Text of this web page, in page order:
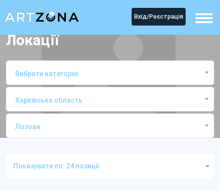
Вхід/Реєстрація
Локації
Вибрати категорію
Харківська область
Лозова
Показувати по: 24 позиції